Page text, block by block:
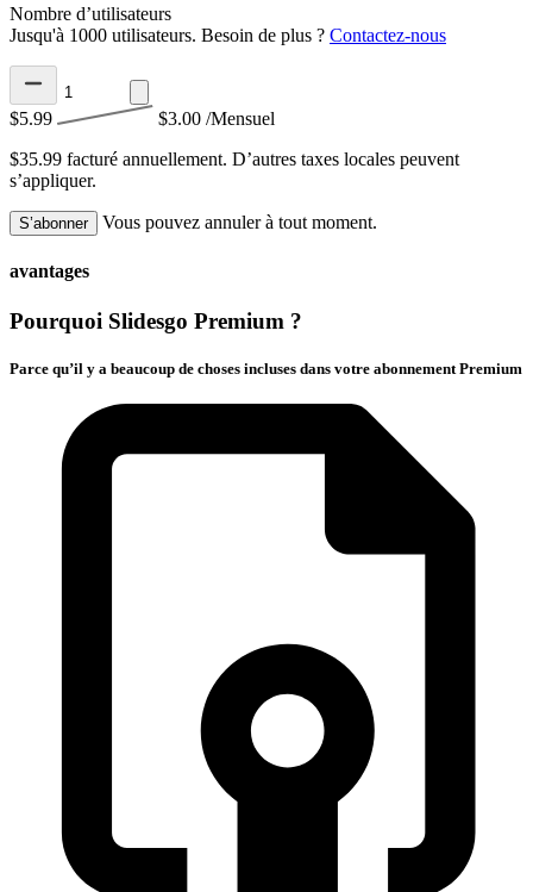
Nombre d’utilisateurs
Jusqu'à 1000 utilisateurs. Besoin de plus ? Contactez-nous
$5.99 $3.00 /Mensuel
$35.99 facturé annuellement. D’autres taxes locales peuvent
s’appliquer.
S’abonner Vous pouvez annuler à tout moment.
avantages
Pourquoi Slidesgo Premium ?
Parce qu’il y a beaucoup de choses incluses dans votre abonnement Premium